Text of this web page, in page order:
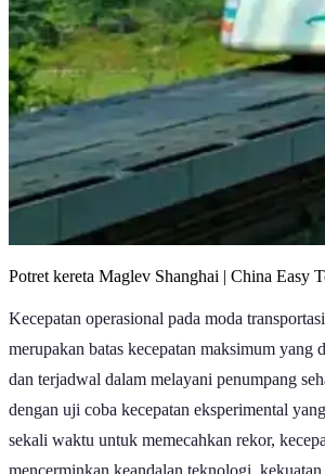
Potret kereta Maglev Shanghai | China Easy
Kecepatan operasional pada moda
merupakan batas kecepatan maksimum yang
dan terjadwal dalam melayani penumpang
dengan uji coba kecepatan eksperimental
sekali waktu untuk memecahkan rekor,
mencerminkan keandalan teknologi,